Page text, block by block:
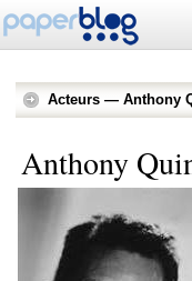
Acteurs — Anthony
Anthony